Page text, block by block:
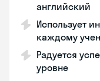
английский
Использует
каждому
Радуется
уровне